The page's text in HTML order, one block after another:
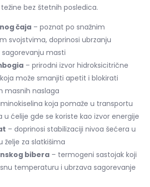
bez štetnih posledica.
čaja – poznat po snažnim
svojstvima, doprinosi ubrzanju
masti
– prirodni izvor hidroksicitrične
može smanjiti apetit i blokirati
masnih naslaga
koja pomaže u transportu
u ćelije gde se koriste kao izvor energije
– doprinosi stabilizaciji nivoa šećera u
želje za slatkišima
bibera – termogeni sastojak koji
temperaturu i ubrzava sagorevanje